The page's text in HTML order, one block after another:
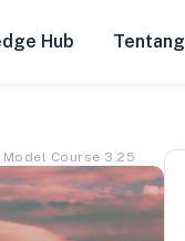
Hub Tentang
Course 3.25